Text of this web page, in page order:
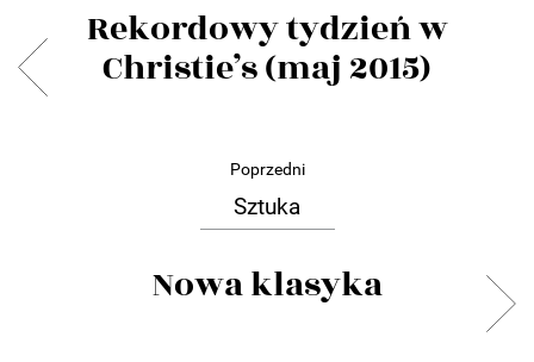
Rekordowy tydzień w
Christie’s (maj 2015)
Poprzedni
Sztuka
Nowa klasyka